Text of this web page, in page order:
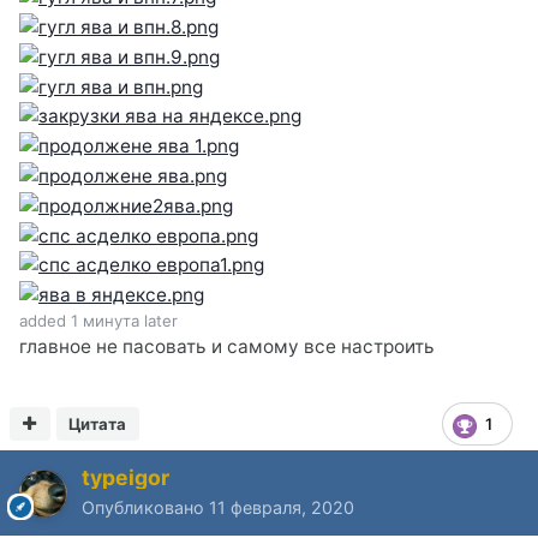
added 1 минута later
главное не пасовать и самому все настроить
1
Цитата
typeigor
Опубликовано 11 февраля, 2020